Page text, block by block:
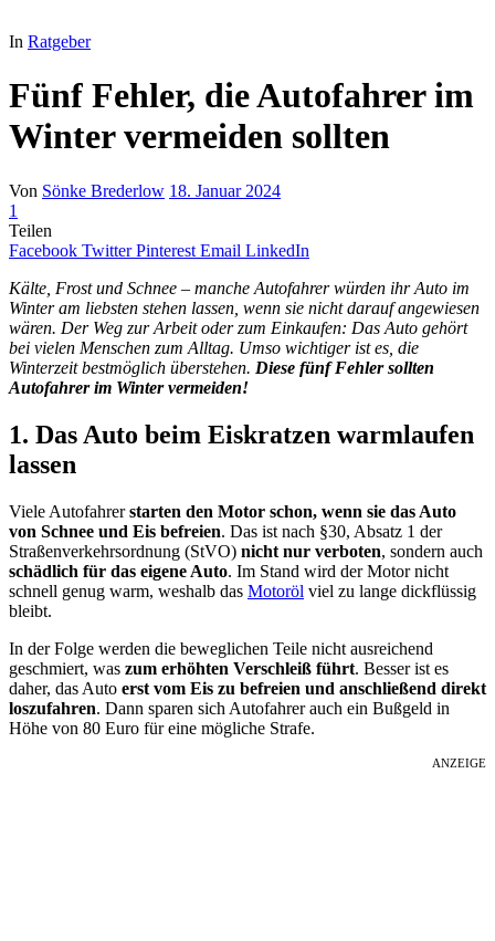
In Ratgeber
Fünf Fehler, die Autofahrer im
Winter vermeiden sollten
Von Sönke Brederlow 18. Januar 2024
1
Teilen
Facebook Twitter Pinterest Email LinkedIn
Kälte, Frost und Schnee – manche Autofahrer würden ihr Auto im
Winter am liebsten stehen lassen, wenn sie nicht darauf angewiesen
wären. Der Weg zur Arbeit oder zum Einkaufen: Das Auto gehört
bei vielen Menschen zum Alltag. Umso wichtiger ist es, die
Winterzeit bestmöglich überstehen. Diese fünf Fehler sollten
Autofahrer im Winter vermeiden!
1. Das Auto beim Eiskratzen warmlaufen
lassen
Viele Autofahrerstarten den Motor schon, wenn sie das Auto
von Schnee und Eis befreien. Das ist nach §30, Absatz 1 der
Straßenverkehrsordnung (StVO) nicht nur verboten, sondern auch
schädlich für das eigene Auto. Im Stand wird der Motor nicht
schnell genug warm, weshalb das Motoröl viel zu lange dickflüssig
bleibt.
In der Folge werden die beweglichen Teile nicht ausreichend
geschmiert, was zum erhöhten Verschleiß führt. Besser ist es
daher, das Auto erst vom Eis zu befreien und anschließend direkt
loszufahren. Dann sparen sich Autofahrer auch ein Bußgeld in
Höhe von 80 Euro für eine mögliche Strafe.
ANZEIGE